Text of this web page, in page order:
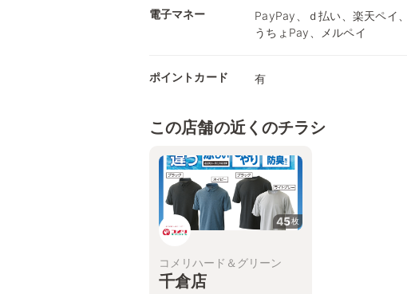
電子マネー
PayPay、ｄ払い、楽天ペイ
うちょPay、メルペイ
ポイントカード 有
この店舗の近くのチラシ
45枚
コメリハード＆グリーン
千倉店